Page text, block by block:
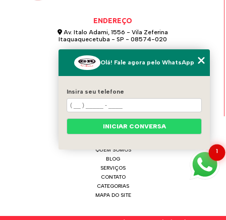
ENDEREÇO
Av. Italo Adami, 1556 - Vila Zeferina
Itaquaquecetuba - SP - 08574-020
GR PRÉ MOLDADOS
(11) 97124-6115
grpremoldados@hotmail.com
MENU
QUEM SOMOS
BLOG
SERVIÇOS
CONTATO
CATEGORIAS
MAPA DO SITE
1
Olá! Fale agora pelo WhatsApp
Insira seu telefone
INICIAR CONVERSA